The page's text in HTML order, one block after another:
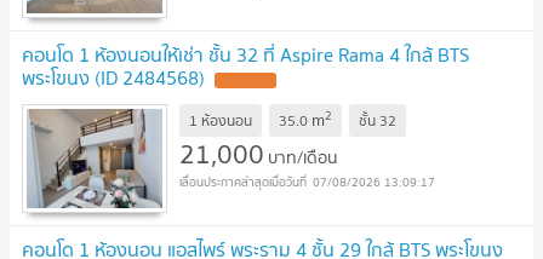
คอนโด 1 ห้องนอนให้เช่า ชั้น 32 ที่ Aspire Rama 4 ใกล้ BTS
พระโขนง (ID 2484568)
1 ห้องนอน 35.0 m2 ชั้น 32
21,000 บาท/เดือน
07/08/2026 13:09:17
คอนโด 1 ห้องนอน แอสไพร์ พระราม 4 ชั้น 29 ใกล้ BTS พระโขนง